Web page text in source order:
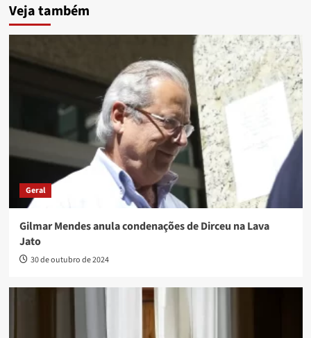
Veja também
Geral
Gilmar Mendes anula condenações de Dirceu na Lava
Jato
30 de outubro de 2024